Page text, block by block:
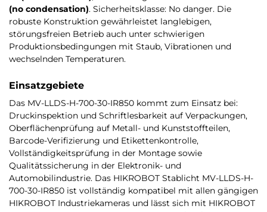
(no condensation). Sicherheitsklasse: No danger. Die
robuste Konstruktion gewährleistet langlebigen,
störungsfreien Betrieb auch unter schwierigen
Produktionsbedingungen mit Staub, Vibrationen und
wechselnden Temperaturen.
Einsatzgebiete
Das MV-LLDS-H-700-30-IR850 kommt zum Einsatz bei:
Druckinspektion und Schriftlesbarkeit auf Verpackungen,
Oberflächenprüfung auf Metall- und Kunststoffteilen,
Barcode-Verifizierung und Etikettenkontrolle,
Vollständigkeitsprüfung in der Montage sowie
Qualitätssicherung in der Elektronik- und
Automobilindustrie. Das HIKROBOT Stablicht MV-LLDS-H-
700-30-IR850 ist vollständig kompatibel mit allen gängigen
HIKROBOT Industriekameras und lässt sich mit HIKROBOT